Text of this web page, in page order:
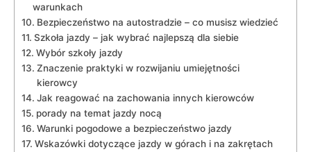
warunkach
Bezpieczeństwo na autostradzie – co musisz‌ wiedzieć
Szkoła jazdy –‌ jak wybrać najlepszą dla siebie
Wybór szkoły jazdy
Znaczenie praktyki w rozwijaniu ‌umiejętności
kierowcy
Jak reagować na zachowania innych kierowców
porady​ na temat jazdy ⁤nocą
Warunki pogodowe ⁣a bezpieczeństwo‌ jazdy
Wskazówki ⁣dotyczące jazdy⁢ w górach i na zakrętach